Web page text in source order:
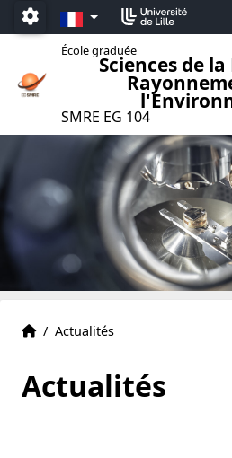
Accéder au menu principal
Accéder au contenu
Paramétrage
FR
École graduée
Sciences de
SMRE EG 104
Accueil
Accueil
/ Actualités
Actualités